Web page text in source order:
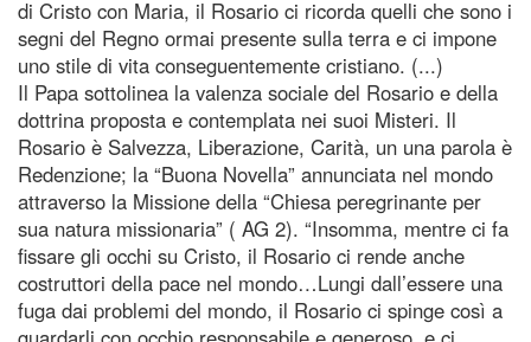
di Cristo con Maria, il Rosario ci ricorda quelli che sono i
segni del Regno ormai presente sulla terra e ci impone
uno stile di vita conseguentemente cristiano. (...)
Il Papa sottolinea la valenza sociale del Rosario e della
dottrina proposta e contemplata nei suoi Misteri. Il
Rosario è Salvezza, Liberazione, Carità, un una parola è
Redenzione; la “Buona Novella” annunciata nel mondo
attraverso la Missione della “Chiesa peregrinante per
sua natura missionaria” ( AG 2). “Insomma, mentre ci fa
fissare gli occhi su Cristo, il Rosario ci rende anche
costruttori della pace nel mondo…Lungi dall’essere una
fuga dai problemi del mondo, il Rosario ci spinge così a